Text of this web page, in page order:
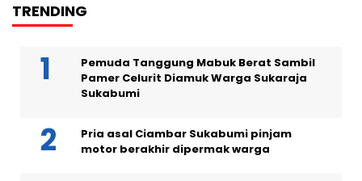
TRENDING
Pemuda Tanggung Mabuk Berat Sambil
Pamer Celurit Diamuk Warga Sukaraja
Sukabumi
Pria asal Ciambar Sukabumi pinjam
motor berakhir dipermak warga